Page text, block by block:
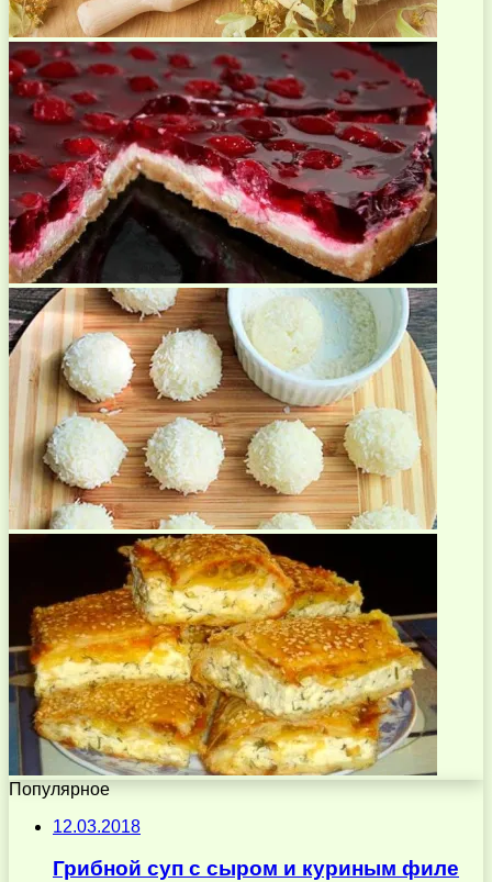
Популярное
12.03.2018
Грибной суп с сыром и куриным филе